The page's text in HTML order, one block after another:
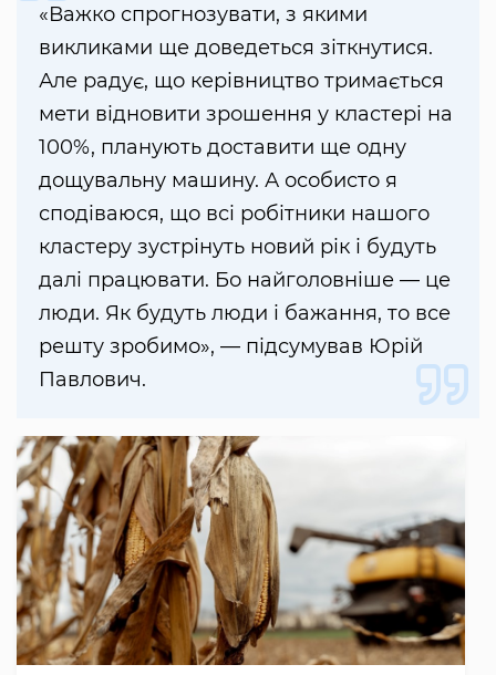
«Важко спрогнозувати, з якими
викликами ще доведеться зіткнутися.
Але радує, що керівництво тримається
мети відновити зрошення у кластері на
100%, планують доставити ще одну
дощувальну машину. А особисто я
сподіваюся, що всі робітники нашого
кластеру зустрінуть новий рік і будуть
далі працювати. Бо найголовніше — це
люди. Як будуть люди і бажання, то все
решту зробимо», — підсумував Юрій
Павлович.